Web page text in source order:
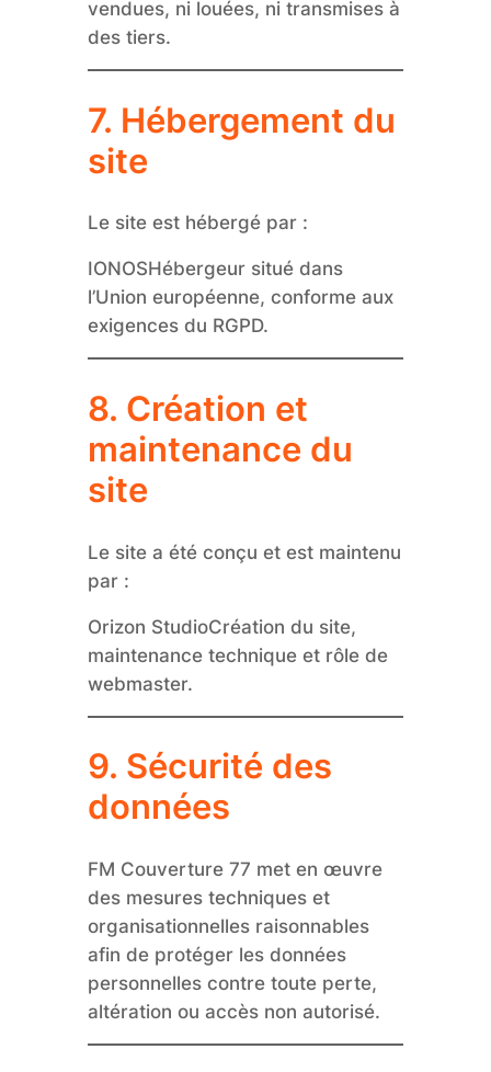
vendues, ni louées, ni transmises à
des tiers.
7. Hébergement du
site
Le site est hébergé par :
IONOSHébergeur situé dans
l’Union européenne, conforme aux
exigences du RGPD.
8. Création et
maintenance du
site
Le site a été conçu et est maintenu
par :
Orizon StudioCréation du site,
maintenance technique et rôle de
webmaster.
9. Sécurité des
données
FM Couverture 77 met en œuvre
des mesures techniques et
organisationnelles raisonnables
afin de protéger les données
personnelles contre toute perte,
altération ou accès non autorisé.